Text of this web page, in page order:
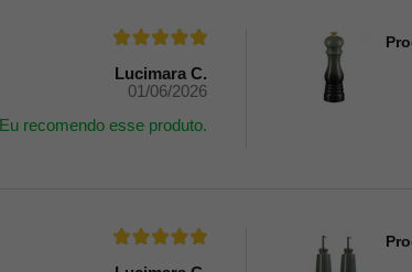
Lucimara C.
01/06/2026
Eu recomendo esse produto.